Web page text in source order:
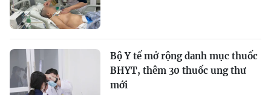
Bộ Y tế mở rộng danh mục thuốc
BHYT, thêm 30 thuốc ung thư
mới